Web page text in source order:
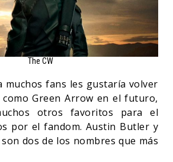
The CW
muchos fans les gustaría volver
Green Arrow en el futuro,
otros favoritos para el
por el fandom. Austin Butler y
dos de los nombres que más